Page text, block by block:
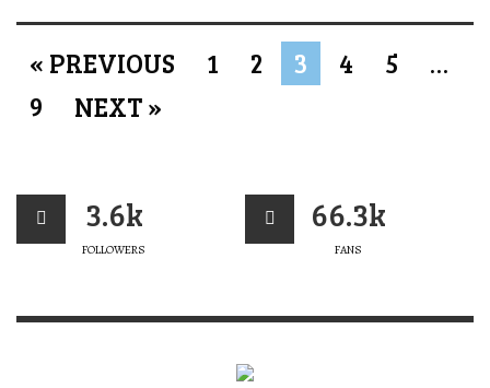
« PREVIOUS 1 2 3 4 5
…
9
NEXT »
3.6k
FOLLOWERS
66.3k
FANS